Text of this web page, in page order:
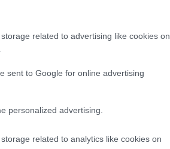
related to advertising like cookies on
sent to Google for online advertising
personalized advertising.
related to analytics like cookies on
semplificare la vita delle
**Come chef ho
questo contributo prevede il
tramite taxi o
per l’anno 2025. Questa
le esigenze delle
all’interno della rete
fine di novembre, offrendo